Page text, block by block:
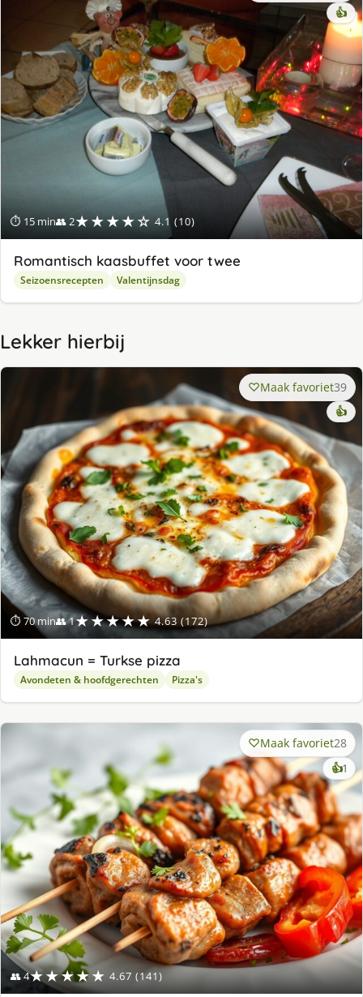
⏱ 15 min👥 2★★★★☆ 4.1 (10)
👍
Romantisch kaasbuffet voor twee
Seizoensrecepten Valentijnsdag
Lekker hierbij
⏱ 70 min👥 1★★★★★ 4.63 (172)
Maak favoriet39
👍
Lahmacun = Turkse pizza
Avondeten & hoofdgerechten Pizza's
👥 4★★★★★ 4.67 (141)
Maak favoriet28
👍1